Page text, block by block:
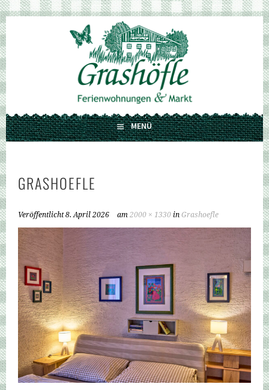
Springe
zum
Inhalt
GRASHÖFLE
FERIENWOHNUNGEN UND MARKT
MENÜ
GRASHOEFLE
Veröffentlicht8. April 2026 am2000 × 1330 inGrashoefle